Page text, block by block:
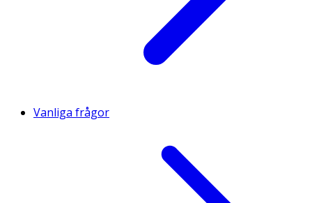
Vanliga frågor